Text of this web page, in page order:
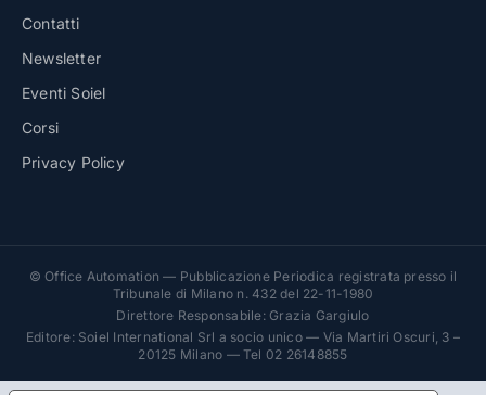
Contatti
Newsletter
Eventi Soiel
Corsi
Privacy Policy
© Office Automation — Pubblicazione Periodica registrata presso il
Tribunale di Milano n. 432 del 22-11-1980
Direttore Responsabile: Grazia Gargiulo
Editore: Soiel International Srl a socio unico — Via Martiri Oscuri, 3 –
20125 Milano — Tel 02 26148855